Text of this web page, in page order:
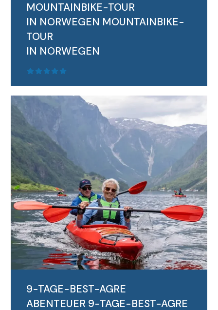
MOUNTAINBIKE-TOUR
IN NORWEGEN MOUNTAINBIKE-
TOUR
IN NORWEGEN
MEHR LESEN
9-TAGE-BEST-AGRE
ABENTEUER 9-TAGE-BEST-AGRE